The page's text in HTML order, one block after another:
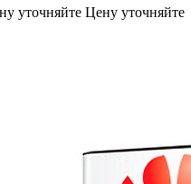
уточняйте Цену уточняйте